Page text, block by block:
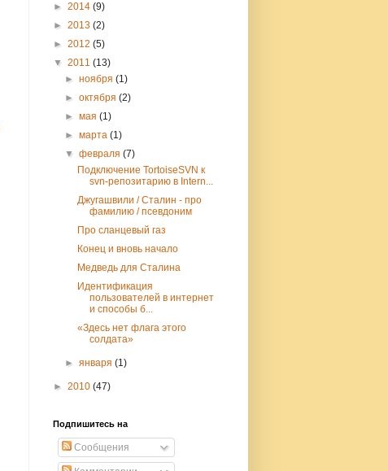
► 2014 (9)
► 2013 (2)
► 2012 (5)
▼ 2011 (13)
►ноября(1)
►октября(2)
►мая(1)
►марта(1)
▼февраля(7)
Подключение TortoiseSVN к
svn-репозитарию в Intern...
Джугашвили / Сталин - про
фамилию / псевдоним
Про сланцевый газ
Конец и вновь начало
Медведь для Сталина
Идентификация
пользователей в интернет
и способы б...
«Здесь нет флага этого
солдата»
►января(1)
► 2010 (47)
Подпишитесь на
Сообщения